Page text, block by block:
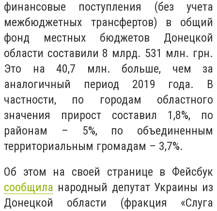
финансовые поступления (без учета
межбюджетных трансфертов) в общий
фонд местных бюджетов Донецкой
области составили 8 млрд. 531 млн. грн.
Это на 40,7 млн. больше, чем за
аналогичный период 2019 года. В
частности, по городам областного
значения прирост составил 1,8%, по
районам – 5%, по объединенным
территориальным громадам – 3,7%.
Об этом на своей странице в Фейсбук
сообщила народный депутат Украины из
Донецкой области (фракция «Слуга